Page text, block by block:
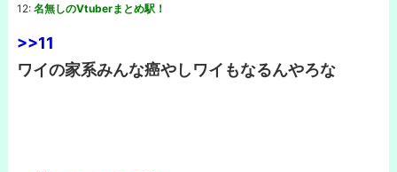
12: 名無しのVtuberまとめ駅！
>>11
ワイの家系みんな癌やしワイもなるんやろな